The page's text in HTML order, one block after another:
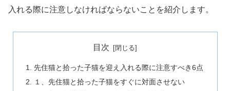
入れる際に注意しなければならないことを紹介します。
目次
先住猫と拾った子猫を迎え入れる際に注意すべき6点
１、先住猫と拾った子猫をすぐに対面させない